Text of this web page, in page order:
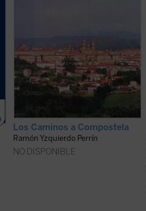
precepto la peregrinación, la han
practicado siempre ...(ver ficha)
Los Caminos a Compostela
Ramón Yzquierdo Perrín
NO DISPONIBLE